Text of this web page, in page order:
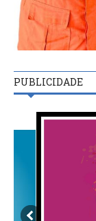
PUBLICIDADE